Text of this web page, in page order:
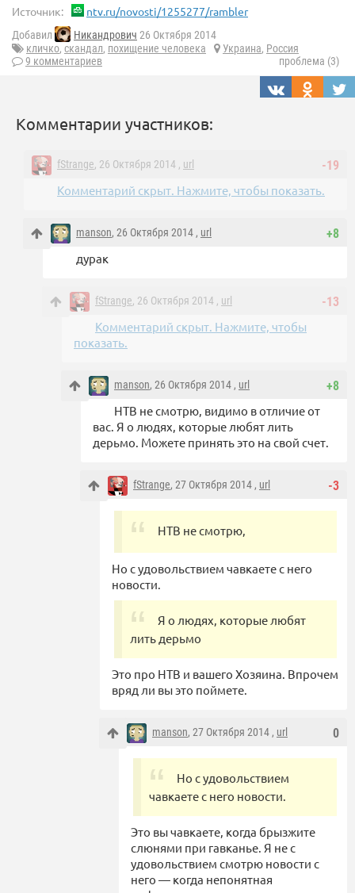
Источник: ntv.ru/novosti/1255277/rambler
Добавил Никандрович 26 Октября 2014
кличко, скандал, похищение человека Украина, Россия
9 комментариев
проблема (3)
Комментарии участников:
-19
fStrange, 26 Октября 2014 , url
Комментарий скрыт. Нажмите, чтобы показать.
+8
manson, 26 Октября 2014 , url
дурак
-13
fStrange, 26 Октября 2014 , url
Комментарий скрыт. Нажмите, чтобы
показать.
+8
manson, 26 Октября 2014 , url
НТВ не смотрю, видимо в отличие от
вас. Я о людях, которые любят лить
дерьмо. Можете принять это на свой счет.
-3
fStrange, 27 Октября 2014 , url
НТВ не смотрю,
Но с удовольствием чавкаете с него
новости.
Я о людях, которые любят
лить дерьмо
Это про НТВ и вашего Хозяина. Впрочем
вряд ли вы это поймете.
0
manson, 27 Октября 2014 , url
Но с удовольствием
чавкаете с него новости.
Это вы чавкаете, когда брызжите
слюнями при гавканье. Я не с
удовольствием смотрю новости с
него — когда непонятная